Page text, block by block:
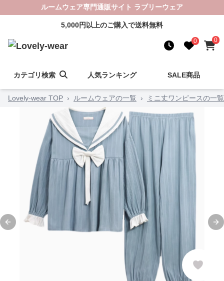
ルームウェア専門通販サイト ラブリーウェア
5,000円以上のご購入で送料無料
0 0
カテゴリ検索 人気ランキング SALE商品
Lovely-wear TOP › ルームウェアの一覧 › ミニ丈ワンピースの一覧
Previous slide